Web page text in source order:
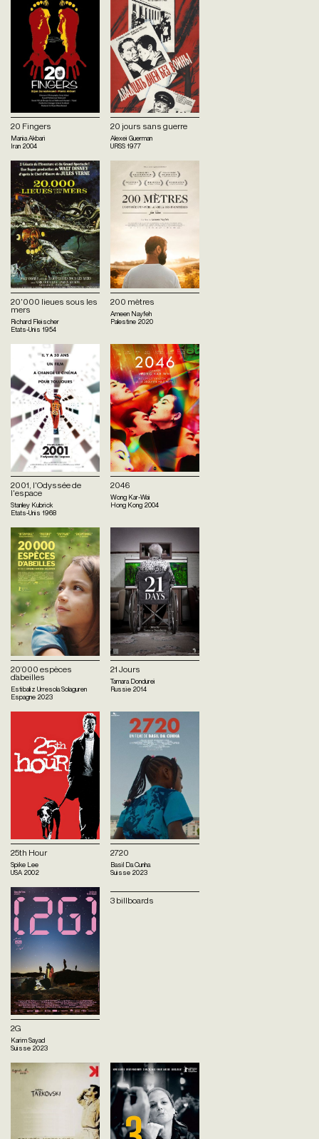
20 Fingers
Mania Akbari
Iran 2004
20 jours sans guerre
Alexei Guerman
URSS1977
20'000 lieues sous les
mers
Richard Fleischer
Etats-Unis 1954
200 mètres
Ameen Nayfeh
Palestine 2020
2001, l'Odyssée de
l'espace
Stanley Kubrick
Etats-Unis 1968
2046
Wong Kar-Wai
Hong Kong 2004
20’000 espèces
d’abeilles
Estibaliz Urresola Solaguren
Espagne 2023
21 Jours
Tamara Dondurei
Russie 2014
25th Hour
Spike Lee
USA 2002
2720
Basil Da Cunha
Suisse 2023
2G
Karim Sayad
Suisse 2023
3 billboards